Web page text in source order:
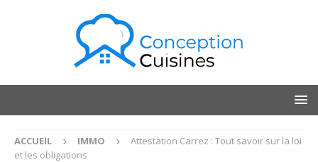
ACCUEIL IMMO
Attestation Carrez : Tout savoir sur la loi
et les obligations